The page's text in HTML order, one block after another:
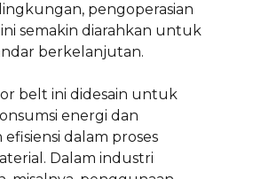
pengoperasian
semakin diarahkan untuk
berkelanjutan.
belt ini didesain untuk
energi dan
dalam proses
Dalam industri